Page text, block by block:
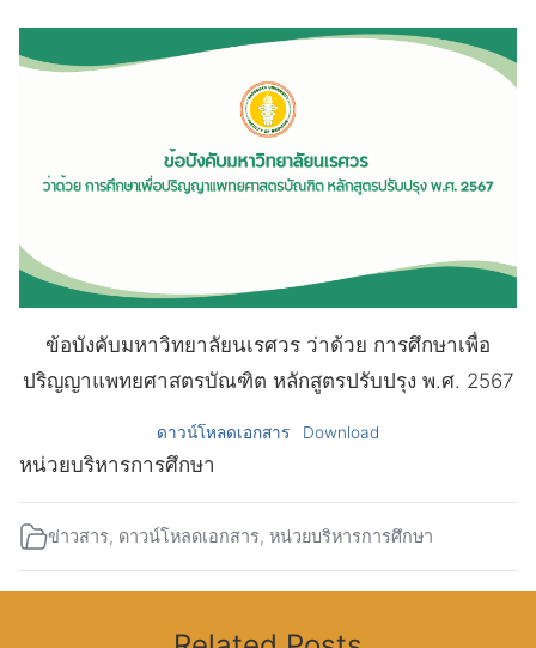
ข้อบังคับมหาวิทยาลัยนเรศวร ว่าด้วย การศึกษาเพื่อ
ปริญญาแพทยศาสตรบัณฑิต หลักสูตรปรับปรุง พ.ศ. 2567
ดาวน์โหลดเอกสาร Download
หน่วยบริหารการศึกษา
ข่าวสาร, ดาวน์โหลดเอกสาร, หน่วยบริหารการศึกษา